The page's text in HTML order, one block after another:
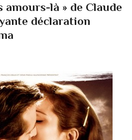
amours-là » de Claude
déclaration